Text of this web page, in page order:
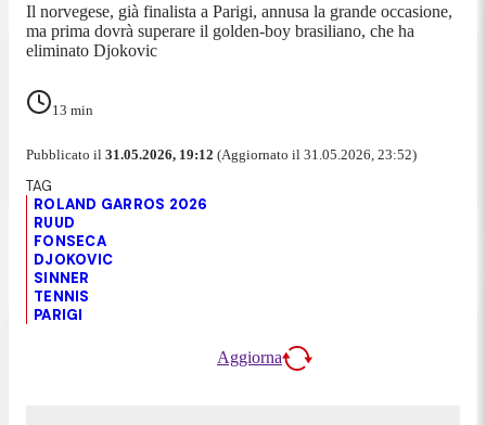
Il norvegese, già finalista a Parigi, annusa la grande occasione,
ma prima dovrà superare il golden-boy brasiliano, che ha
eliminato Djokovic
13 min
Pubblicato il 31.05.2026, 19:12 (Aggiornato il 31.05.2026, 23:52)
ROLAND GARROS 2026
RUUD
FONSECA
DJOKOVIC
SINNER
TENNIS
PARIGI
Aggiorna